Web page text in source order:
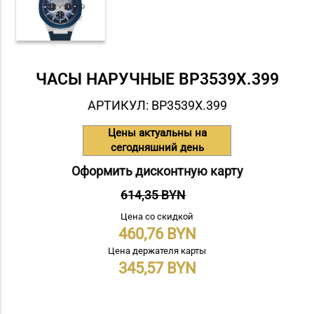
ЧАСЫ НАРУЧНЫЕ BP3539X.399
АРТИКУЛ: BP3539X.399
Цены актуальны на
сегодняшний день
Оформить дисконтную карту
614,35 BYN
Цена со скидкой
460,76
Цена держателя карты
345,57